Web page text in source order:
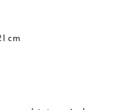
cm